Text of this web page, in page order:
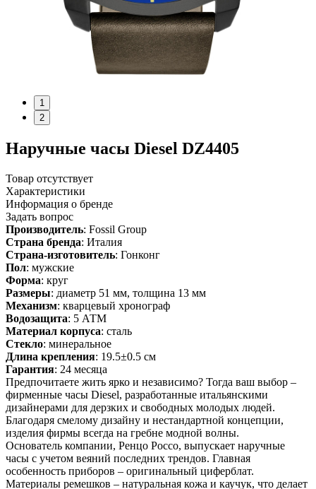
1
2
Наручные часы Diesel DZ4405
Товар отсутствует
Характеристики
Информация о бренде
Задать вопрос
Производитель: Fossil Group
Страна бренда: Италия
Страна-изготовитель: Гонконг
Пол: мужские
Форма: круг
Размеры: диаметр 51 мм, толщина 13 мм
Механизм: кварцевый хронограф
Водозащита: 5 АТМ
Материал корпуса: сталь
Стекло: минеральное
Длина крепления: 19.5±0.5 см
Гарантия: 24 месяца
Предпочитаете жить ярко и независимо? Тогда ваш выбор –
фирменные часы Diesel, разработанные итальянскими
дизайнерами для дерзких и свободных молодых людей.
Благодаря смелому дизайну и нестандартной концепции,
изделия фирмы всегда на гребне модной волны.
Основатель компании, Ренцо Россо, выпускает наручные
часы с учетом веяний последних трендов. Главная
особенность приборов – оригинальный циферблат.
Материалы ремешков – натуральная кожа и каучук, что делает